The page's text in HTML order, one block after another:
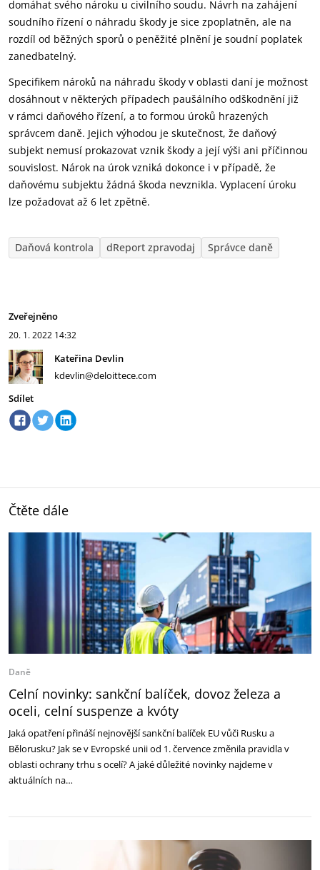
domáhat svého nároku u civilního soudu. Návrh na zahájení
soudního řízení o náhradu škody je sice zpoplatněn, ale na
rozdíl od běžných sporů o peněžité plnění je soudní poplatek
zanedbatelný.
Specifikem nároků na náhradu škody v oblasti daní je možnost
dosáhnout v některých případech paušálního odškodnění již
v rámci daňového řízení, a to formou úroků hrazených
správcem daně. Jejich výhodou je skutečnost, že daňový
subjekt nemusí prokazovat vznik škody a její výši ani příčinnou
souvislost. Nárok na úrok vzniká dokonce i v případě, že
daňovému subjektu žádná škoda nevznikla. Vyplacení úroku
lze požadovat až 6 let zpětně.
Daňová kontrola dReport zpravodaj Správce daně
Zveřejněno
20. 1. 2022 14:32
Kateřina Devlin
kdevlin@deloittece.com
Sdílet
Čtěte dále
Daně
Celní novinky: sankční balíček, dovoz železa a
oceli, celní suspenze a kvóty
Jaká opatření přináší nejnovější sankční balíček EU vůči Rusku a
Bělorusku? Jak se v Evropské unii od 1. července změnila pravidla v
oblasti ochrany trhu s ocelí? A jaké důležité novinky najdeme v
aktuálních na…